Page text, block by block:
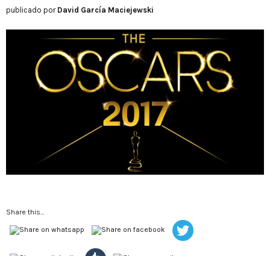
publicado por David García Maciejewski
Share this...